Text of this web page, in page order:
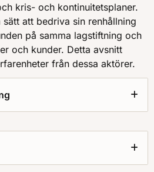
kris- och kontinuitetsplaner.
att bedriva sin renhållning
på samma lagstiftning och
och kunder. Detta avsnitt
från dessa aktörer.